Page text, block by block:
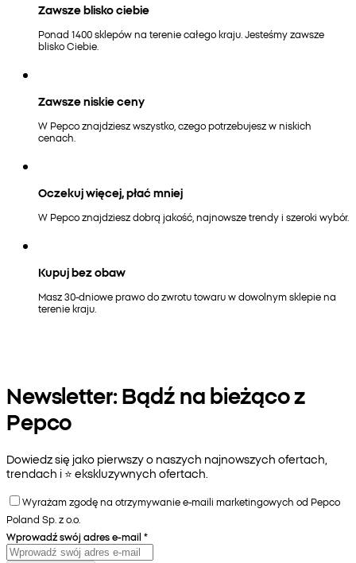
Zawsze blisko ciebie
Ponad 1400 sklepów na terenie całego kraju. Jesteśmy zawsze
blisko Ciebie.
Zawsze niskie ceny
W Pepco znajdziesz wszystko, czego potrzebujesz w niskich
cenach.
Oczekuj więcej, płać mniej
W Pepco znajdziesz dobrą jakość, najnowsze trendy i szeroki wybór.
Kupuj bez obaw
Masz 30-dniowe prawo do zwrotu towaru w dowolnym sklepie na
terenie kraju.
Newsletter: Bądź na bieżąco z
Pepco
Dowiedz się jako pierwszy o naszych najnowszych ofertach,
trendach i ⭐️ ekskluzywnych ofertach.
Wyrażam zgodę na otrzymywanie e-maili marketingowych od Pepco
Poland Sp. z o.o.
Wprowadź swój adres e-mail *